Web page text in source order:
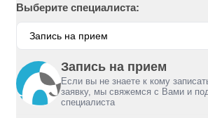
Выберите специалиста:
Запись на прием
Если вы не знаете к кому
заявку, мы свяжемся с Вами и
специалиста